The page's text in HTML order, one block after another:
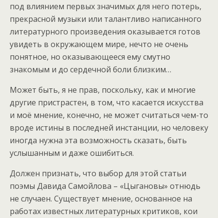
под влиянием первых значимых для него потерь,
прекрасной музыки или талантливо написанного
литературного произведения оказывается готов
увидеть в окружающем мире, нечто не очень
понятное, но оказывающееся ему смутно
знакомым и до сердечной боли близким…
Может быть, я не прав, поскольку, как и многие
другие пристрастен, в том, что касается искусства
и моё мнение, конечно, не может считаться чем-то
вроде истины в последней инстанции, но человеку
иногда нужна эта возможность сказать, быть
услышанным и даже ошибиться.
Должен признать, что выбор для этой статьи
поэмы Давида Самойлова – «Цыгановы» отнюдь
не случаен. Существует мнение, основанное на
работах известных литературных критиков, кои